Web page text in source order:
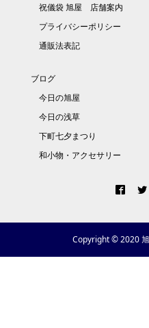
祝儀袋 旭屋 店舗案内
プライバシーポリシー
通販法表記
ブログ
今日の旭屋
今日の浅草
下町七夕まつり
和小物・アクセサリー
Copyright © 2020